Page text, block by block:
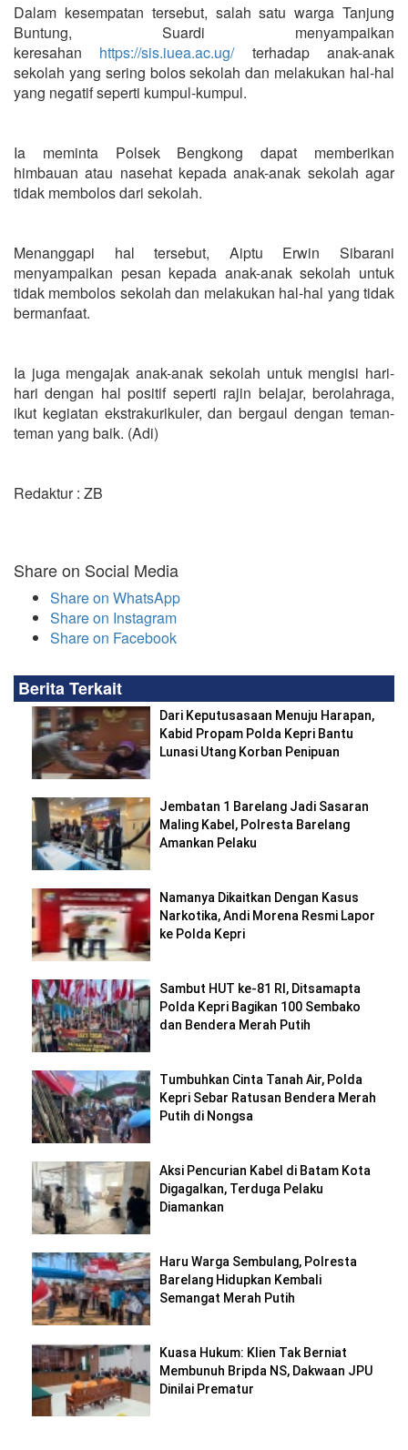
Dalam kesempatan tersebut, salah satu warga Tanjung
Buntung, Suardi menyampaikan
keresahan https://sis.iuea.ac.ug/terhadap anak-anak
sekolah yang sering bolos sekolah dan melakukan hal-hal
yang negatif seperti kumpul-kumpul.
Ia meminta Polsek Bengkong dapat memberikan
himbauan atau nasehat kepada anak-anak sekolah agar
tidak membolos dari sekolah.
Menanggapi hal tersebut, Aiptu Erwin Sibarani
menyampaikan pesan kepada anak-anak sekolah untuk
tidak membolos sekolah dan melakukan hal-hal yang tidak
bermanfaat.
Ia juga mengajak anak-anak sekolah untuk mengisi hari-
hari dengan hal positif seperti rajin belajar, berolahraga,
ikut kegiatan ekstrakurikuler, dan bergaul dengan teman-
teman yang baik. (Adi)
Redaktur : ZB
Share on Social Media
Share on WhatsApp
Share on Instagram
Share on Facebook
Berita Terkait
Dari Keputusasaan Menuju Harapan,
Kabid Propam Polda Kepri Bantu
Lunasi Utang Korban Penipuan
Jembatan 1 Barelang Jadi Sasaran
Maling Kabel, Polresta Barelang
Amankan Pelaku
Namanya Dikaitkan Dengan Kasus
Narkotika, Andi Morena Resmi Lapor
ke Polda Kepri
Sambut HUT ke-81 RI, Ditsamapta
Polda Kepri Bagikan 100 Sembako
dan Bendera Merah Putih
Tumbuhkan Cinta Tanah Air, Polda
Kepri Sebar Ratusan Bendera Merah
Putih di Nongsa
Aksi Pencurian Kabel di Batam Kota
Digagalkan, Terduga Pelaku
Diamankan
Haru Warga Sembulang, Polresta
Barelang Hidupkan Kembali
Semangat Merah Putih
Kuasa Hukum: Klien Tak Berniat
Membunuh Bripda NS, Dakwaan JPU
Dinilai Prematur